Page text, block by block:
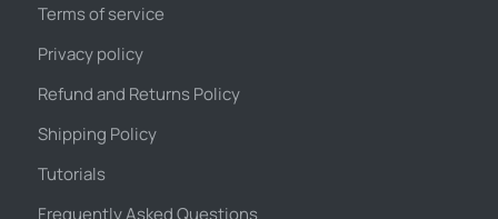
Terms of service
Privacy policy
Refund and Returns Policy
Shipping Policy
Tutorials
Frequently Asked Questions